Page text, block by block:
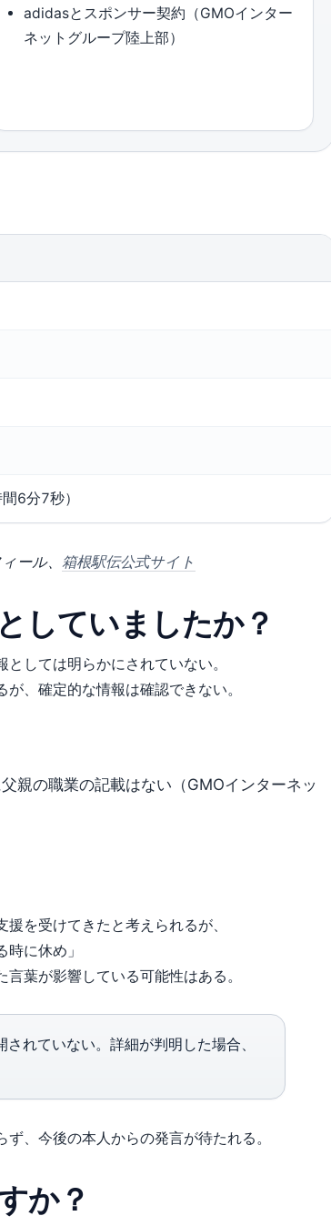
adidasとスポンサー契約（GMOインター
ネットグループ陸上部）
6分7秒）
ール、 箱根駅伝公式サイト
していましたか？
しては明らかにされていない。
、確定的な情報は確認できない。
親の職業の記載はない（GMOインターネッ
を受けてきたと考えられるが、
に休め」
葉が影響している可能性はある。
れていない。詳細が判明した場合、
、今後の本人からの発言が待たれる。
か？